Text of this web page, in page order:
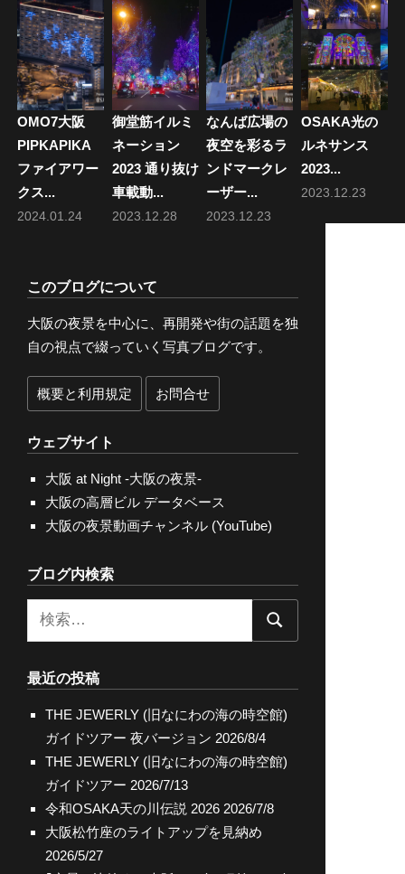
2026.04.13
OMO7大阪
PIPKAPIKA
ファイアワー
クス...
2024.01.24
御堂筋イルミ
ネーション
2023 通り抜け
車載動...
2023.12.28
なんば広場の
夜空を彩るラ
ンドマークレ
ーザー...
2023.12.23
OSAKA光の
ルネサンス
2023...
2023.12.23
このブログについて
大阪の夜景を中心に、再開発や街の話題を独
自の視点で綴っていく写真ブログです。
概要と利用規定 お問合せ
ウェブサイト
大阪 at Night -大阪の夜景-
大阪の高層ビル データベース
大阪の夜景動画チャンネル (YouTube)
ブログ内検索
検
最近の投稿
THE JEWERLY (旧なにわの海の時空館)
ガイドツアー 夜バージョン 2026/8/4
THE JEWERLY (旧なにわの海の時空館)
ガイドツアー 2026/7/13
令和OSAKA天の川伝説 2026 2026/7/8
大阪松竹座のライトアップを見納め
2026/5/27